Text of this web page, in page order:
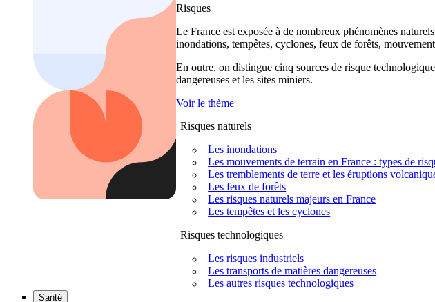
Risques
Le France est exposée à de nombreux phénomènes
inondations, tempêtes, cyclones, feux de forêts,
En outre, on distingue cinq sources de risque
dangereuses et les sites miniers.
Voir le thème
Risques naturels
Les inondations
Les mouvements de terrain en France : types de
Les tremblements de terre et les éruptions
Les feux de forêts
Les risques naturels majeurs en France
Les tempêtes et les cyclones
Risques technologiques
Les risques industriels
Les transports de matières dangereuses
Les autres risques technologiques
Santé